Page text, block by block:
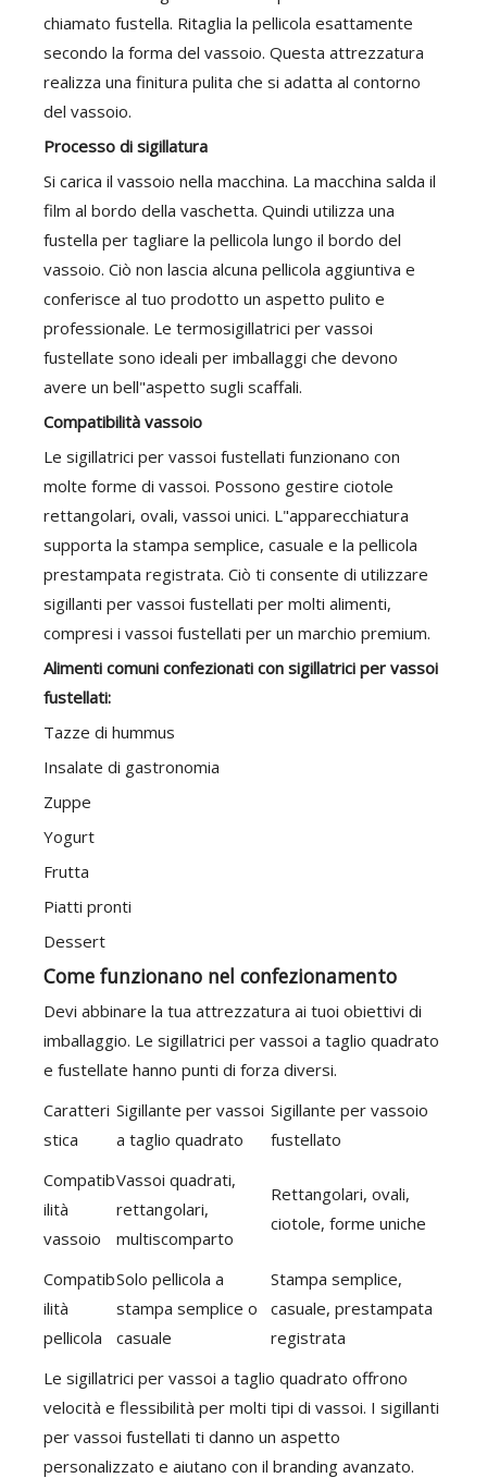
chiamato fustella. Ritaglia la pellicola esattamente
secondo la forma del vassoio. Questa attrezzatura
realizza una finitura pulita che si adatta al contorno
del vassoio.
Processo di sigillatura
Si carica il vassoio nella macchina. La macchina salda il
film al bordo della vaschetta. Quindi utilizza una
fustella per tagliare la pellicola lungo il bordo del
vassoio. Ciò non lascia alcuna pellicola aggiuntiva e
conferisce al tuo prodotto un aspetto pulito e
professionale. Le termosigillatrici per vassoi
fustellate sono ideali per imballaggi che devono
avere un bell"aspetto sugli scaffali.
Compatibilità vassoio
Le sigillatrici per vassoi fustellati funzionano con
molte forme di vassoi. Possono gestire ciotole
rettangolari, ovali, vassoi unici. L"apparecchiatura
supporta la stampa semplice, casuale e la pellicola
prestampata registrata. Ciò ti consente di utilizzare
sigillanti per vassoi fustellati per molti alimenti,
compresi i vassoi fustellati per un marchio premium.
Alimenti comuni confezionati con sigillatrici per vassoi
fustellati:
Tazze di hummus
Insalate di gastronomia
Zuppe
Yogurt
Frutta
Piatti pronti
Dessert
Come funzionano nel confezionamento
Devi abbinare la tua attrezzatura ai tuoi obiettivi di
imballaggio. Le sigillatrici per vassoi a taglio quadrato
e fustellate hanno punti di forza diversi.
Caratteri
stica
Sigillante per vassoi
a taglio quadrato
Sigillante per vassoio
fustellato
Compatib
ilità
vassoio
Vassoi quadrati,
rettangolari,
multiscomparto
Rettangolari, ovali,
ciotole, forme uniche
Compatib
ilità
pellicola
Solo pellicola a
stampa semplice o
casuale
Stampa semplice,
casuale, prestampata
registrata
Le sigillatrici per vassoi a taglio quadrato offrono
velocità e flessibilità per molti tipi di vassoi. I sigillanti
per vassoi fustellati ti danno un aspetto
personalizzato e aiutano con il branding avanzato.